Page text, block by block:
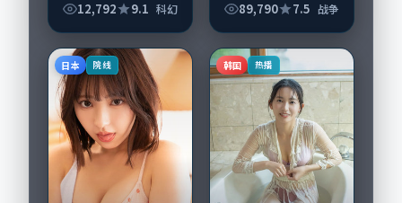
《第十二封（加长
担纲主线；取景与声
音设计凸显美国城市
质感，...
12,792 9.1 科幻
衔的表演层次丰富。
协同，2024-0...
89,790 7.5 战争
日本 院线 韩国 热播